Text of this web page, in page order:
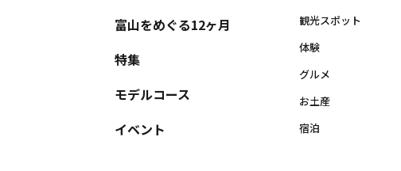
富山をめぐる12ヶ月
特集
モデルコース
イベント
観光スポット
体験
グルメ
お土産
宿泊